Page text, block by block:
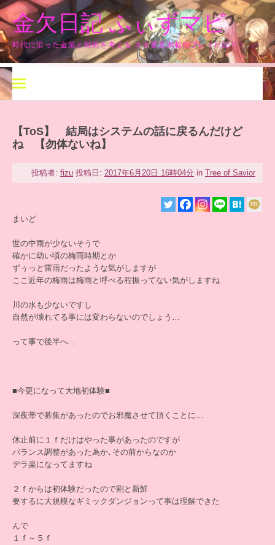
コ
ン
テ
ン
ツ
へ
ス
キ
ッ
金欠日記 ふぃずマビ
時代に沿った金策と戦術を考える ネタ要素満載のプレイ日記！！
【ToS】 結局はシステムの話に戻るんだけど
ね 【勿体ないね】
投稿者: fizu 投稿日: 2017年6月20日 16時04分 in Tree of Savior
まいど
世の中雨が少ないそうで
確かに幼い頃の梅雨時期とか
ずぅっと雷雨だったような気がしますが
ここ近年の梅雨は梅雨と呼べる程振ってない気がしますね
川の水も少ないですし
自然が壊れてる事には変わらないのでしょう…
って事で後半へ…
■今更になって大地初体験■
深夜帯で募集があったのでお邪魔させて頂くことに…
休止前に１ｆだけはやった事があったのですが
バランス調整があった為か､その前からなのか
デラ楽になってますね
２ｆからは初体験だったので割と新鮮
要するに大規模なギミックダンジョンって事は理解できた
んで
１ｆ～５ｆ